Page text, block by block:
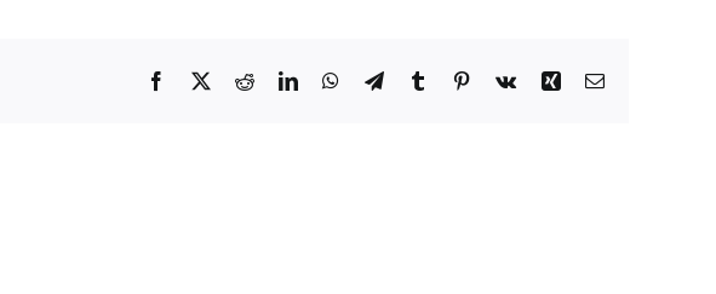
Facebook
X RedditLinkedInWhatsApp
TelegramTumblr Pinterest
Vk Xing E-